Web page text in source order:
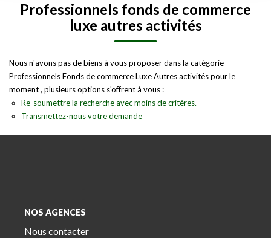
DÉPOSEZ VOTRE RECHERCHE
NOUS REJOINDRE
CONTACT
Type de bien
Surface min
Professionnels fonds de commerce
luxe autres activités
Nous n'avons pas de biens à vous proposer dans la catégorie
Professionnels Fonds de commerce Luxe Autres activités pour le
moment , plusieurs options s'offrent à vous :
Re-soumettre la recherche avec moins de critères.
Transmettez-nous votre demande
NOS AGENCES
Nous contacter